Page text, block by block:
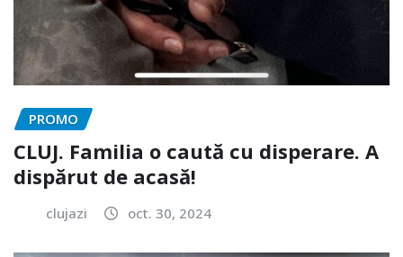
PROMO
CLUJ. Familia o caută cu disperare. A
dispărut de acasă!
clujazi oct. 30, 2024